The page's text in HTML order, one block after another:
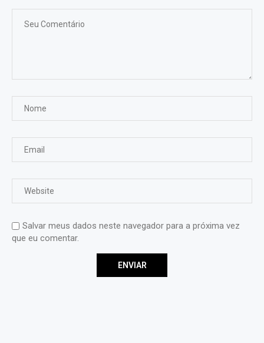
Salvar meus dados neste navegador para a próxima vez
que eu comentar.